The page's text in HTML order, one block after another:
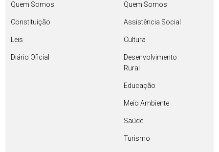
Quem Somos
Constituição
Leis
Diário Oficial
Quem Somos
Assistência Social
Cultura
Desenvolvimento
Rural
Educação
Meio Ambiente
Saúde
Turismo